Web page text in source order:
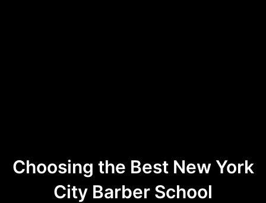
Choosing the Best New York
City Barber School